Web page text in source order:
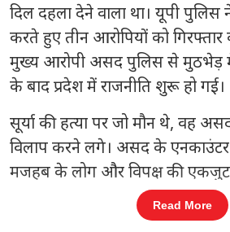
दिल दहला देने वाला था। यूपी पुलिस
करते हुए तीन आरोपियों को
मुख्य आरोपी असद पुलिस से मुठभेड़ में
के बाद प्रदेश में राजनीति शुरू हो गई।
सूर्या की हत्या पर जो मौन थे, वह
विलाप करने लगे। असद के
मजहब के लोग और विपक्ष की
पुलिस व योगी सरकार के रवैये पर
हैं, इसके साथ-साथ निर्दोष युवा सूर्या
Read More